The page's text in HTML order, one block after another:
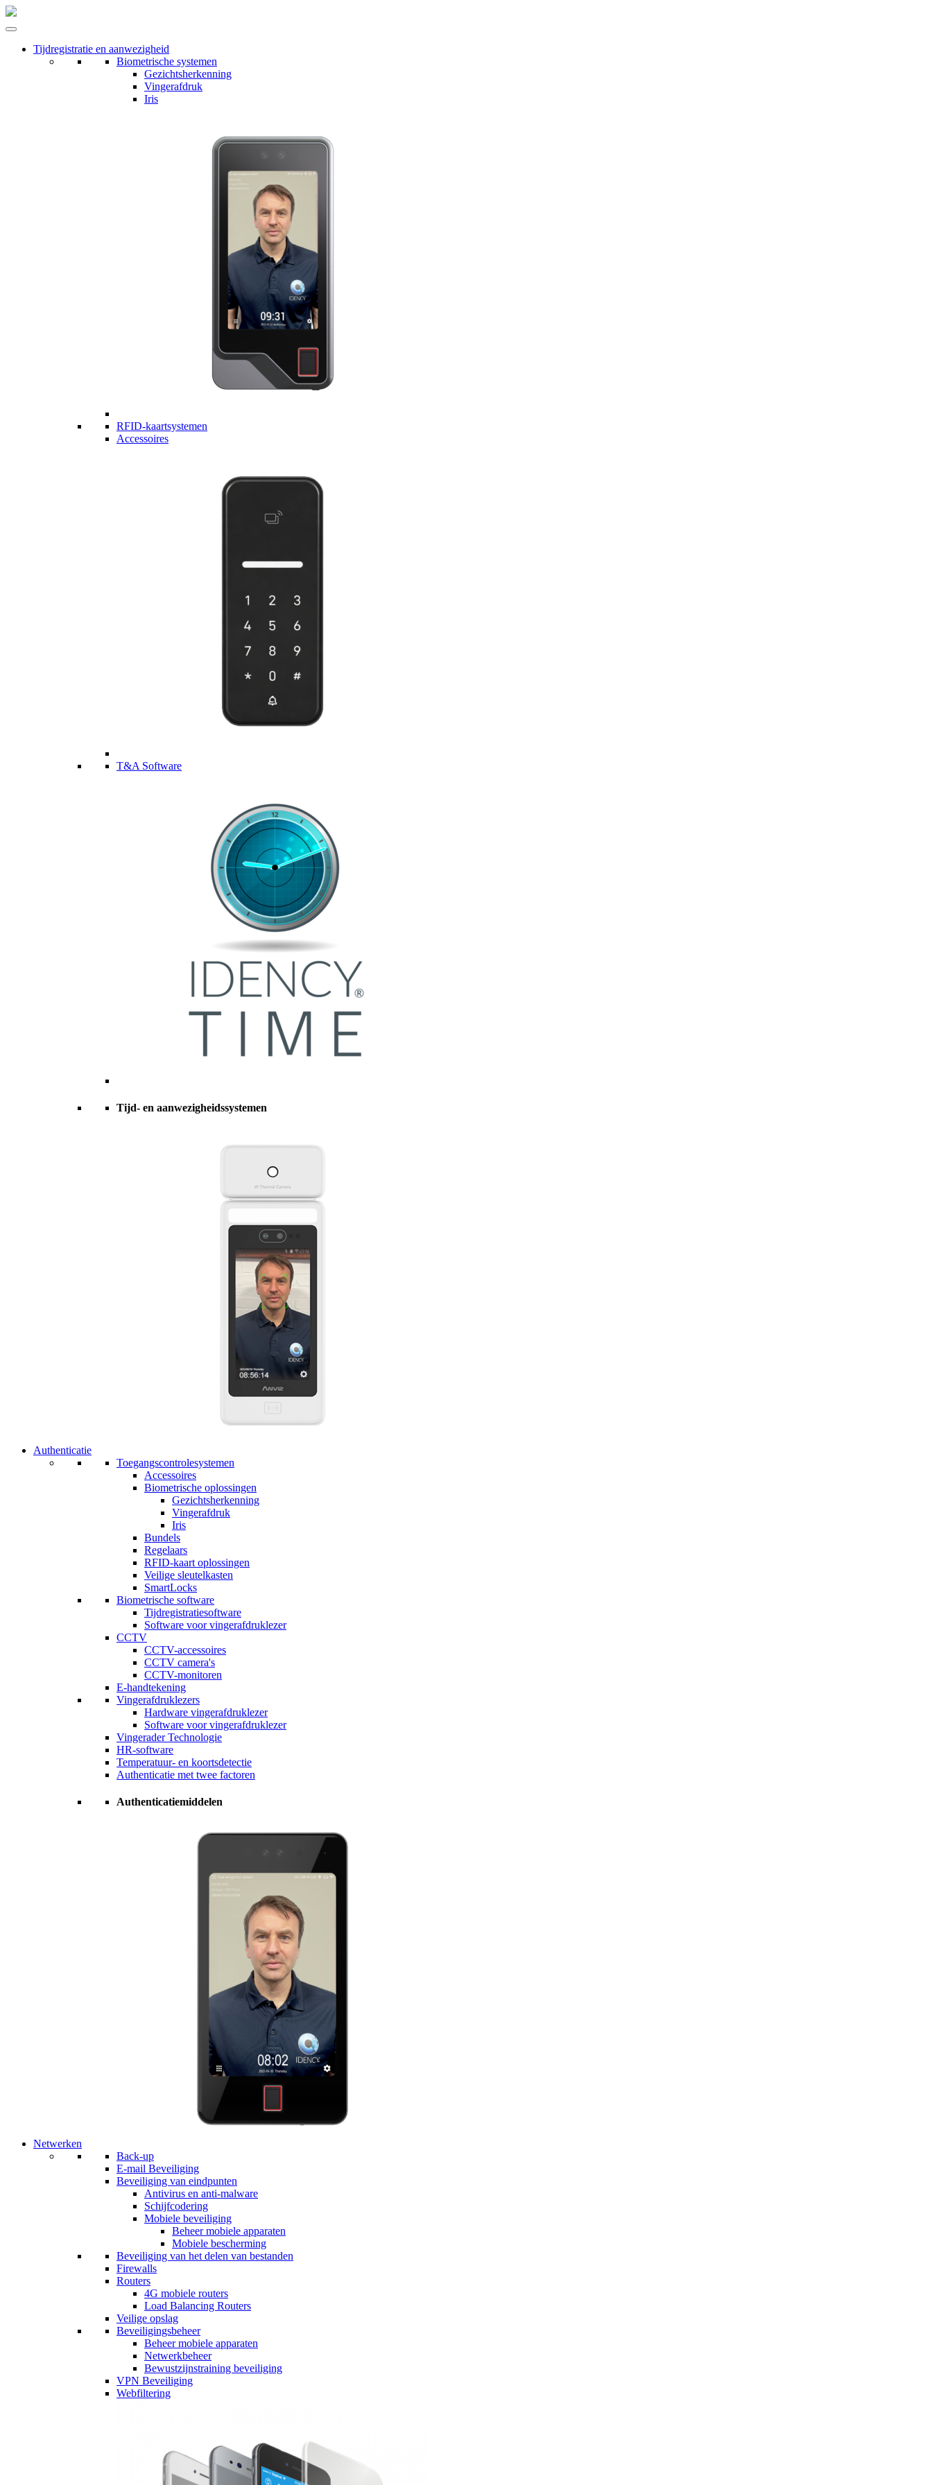
Tijdregistratie en aanwezigheid
Biometrische systemen
Gezichtsherkenning
Vingerafdruk
Iris
RFID-kaartsystemen
Accessoires
T&A Software
Tijd- en aanwezigheidssystemen
Authenticatie
Toegangscontrolesystemen
Accessoires
Biometrische oplossingen
Gezichtsherkenning
Vingerafdruk
Iris
Bundels
Regelaars
RFID-kaart oplossingen
Veilige sleutelkasten
SmartLocks
Biometrische software
Tijdregistratiesoftware
Software voor vingerafdruklezer
CCTV
CCTV-accessoires
CCTV camera's
CCTV-monitoren
E-handtekening
Vingerafdruklezers
Hardware vingerafdruklezer
Software voor vingerafdruklezer
Vingerader Technologie
HR-software
Temperatuur- en koortsdetectie
Authenticatie met twee factoren
Authenticatiemiddelen
Netwerken
Back-up
E-mail Beveiliging
Beveiliging van eindpunten
Antivirus en anti-malware
Schijfcodering
Mobiele beveiliging
Beheer mobiele apparaten
Mobiele bescherming
Beveiliging van het delen van bestanden
Firewalls
Routers
4G mobiele routers
Load Balancing Routers
Veilige opslag
Beveiligingsbeheer
Beheer mobiele apparaten
Netwerkbeheer
Bewustzijnstraining beveiliging
VPN Beveiliging
Webfiltering